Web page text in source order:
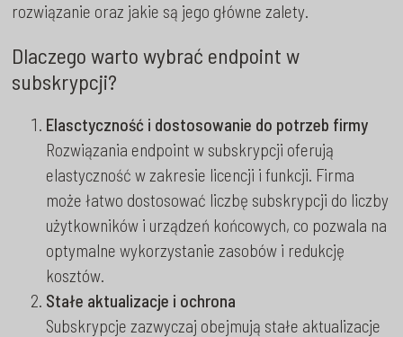
rozwiązanie oraz jakie są jego główne zalety.
Dlaczego warto wybrać endpoint w
subskrypcji?
Elasctyczność i dostosowanie do potrzeb firmy
Rozwiązania endpoint w subskrypcji oferują
elastyczność w zakresie licencji i funkcji. Firma
może łatwo dostosować liczbę subskrypcji do liczby
użytkowników i urządzeń końcowych, co pozwala na
optymalne wykorzystanie zasobów i redukcję
kosztów.
Stałe aktualizacje i ochrona
Subskrypcje zazwyczaj obejmują stałe aktualizacje